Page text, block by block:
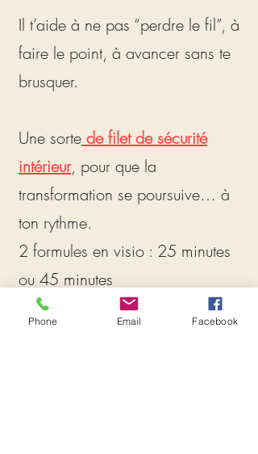
Il t’aide à ne pas “perdre le fil”, à
faire le point, à avancer sans te
brusquer.
Une sorte de filet de sécurité
intérieur, pour que la
transformation se poursuive… à
ton rythme.
2 formules en visio : 25 minutes
ou 45 minutes
Réservation
Phone Email Facebook